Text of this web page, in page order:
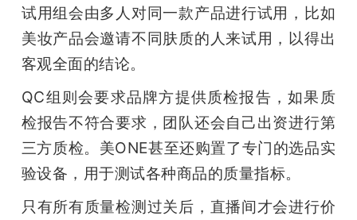
试用组会由多人对同一款产品进行试用，比如
美妆产品会邀请不同肤质的人来试用，以得出
客观全面的结论。
QC组则会要求品牌方提供质检报告，如果质
检报告不符合要求，团队还会自己出资进行第
三方质检。美ONE甚至还购置了专门的选品实
验设备，用于测试各种商品的质量指标。
只有所有质量检测过关后，直播间才会进行价